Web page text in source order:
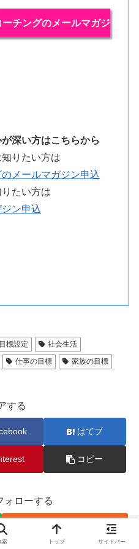
チングのメールマガジ
深い方はこちらから
りたい方は
メールマガジン申込
りたい方は
ン申込
目標設定
社会生活
仕事の目標
家族の目標
する
はてブ
コピー
ォローする
索 トップ サイドバー